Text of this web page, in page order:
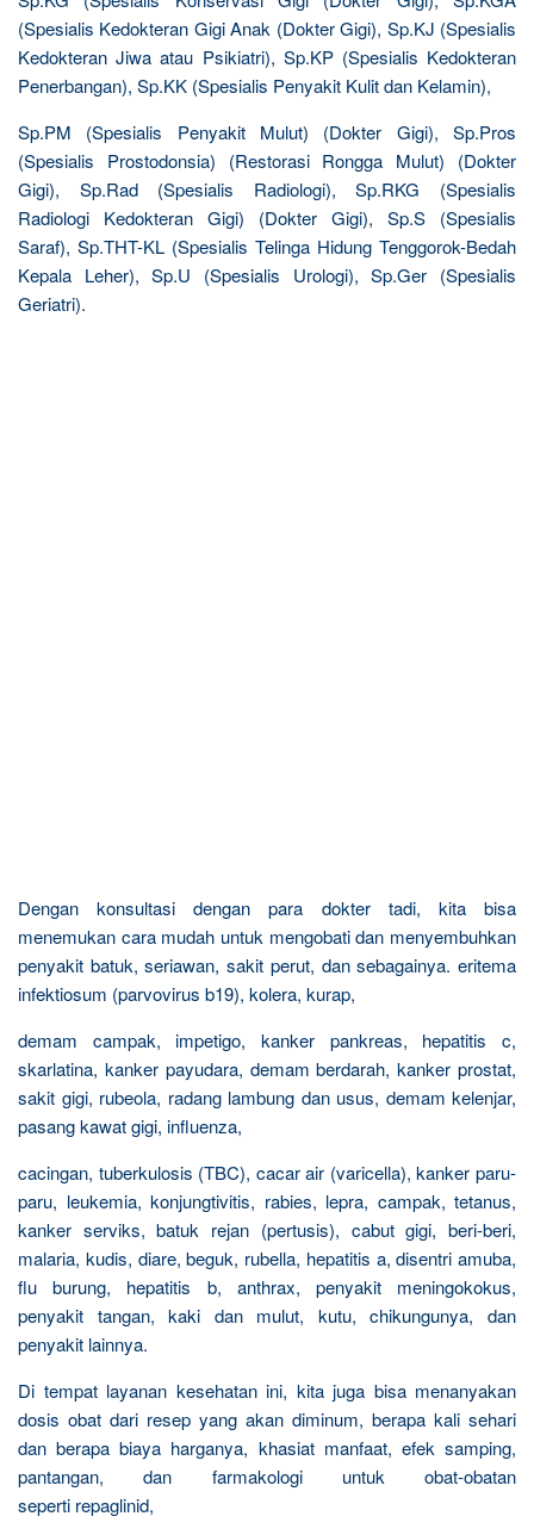
(Spesialis Kedokteran Gigi Anak (Dokter Gigi), Sp.KJ (Spesialis
Kedokteran Jiwa atau Psikiatri), Sp.KP (Spesialis Kedokteran
Penerbangan), Sp.KK (Spesialis Penyakit Kulit dan Kelamin),
Sp.PM (Spesialis Penyakit Mulut) (Dokter Gigi), Sp.Pros
(Spesialis Prostodonsia) (Restorasi Rongga Mulut) (Dokter
Gigi), Sp.Rad (Spesialis Radiologi), Sp.RKG (Spesialis
Radiologi Kedokteran Gigi) (Dokter Gigi), Sp.S (Spesialis
Saraf), Sp.THT-KL (Spesialis Telinga Hidung Tenggorok-Bedah
Kepala Leher), Sp.U (Spesialis Urologi), Sp.Ger (Spesialis
Geriatri).
Dengan konsultasi dengan para dokter tadi, kita bisa
menemukan cara mudah untuk mengobati dan menyembuhkan
penyakit batuk, seriawan, sakit perut, dan sebagainya. eritema
infektiosum (parvovirus b19), kolera, kurap,
demam campak, impetigo, kanker pankreas, hepatitis c,
skarlatina, kanker payudara, demam berdarah, kanker prostat,
sakit gigi, rubeola, radang lambung dan usus, demam kelenjar,
pasang kawat gigi, influenza,
cacingan, tuberkulosis (TBC), cacar air (varicella), kanker paru-
paru, leukemia, konjungtivitis, rabies, lepra, campak, tetanus,
kanker serviks, batuk rejan (pertusis), cabut gigi, beri-beri,
malaria, kudis, diare, beguk, rubella, hepatitis a, disentri amuba,
flu burung, hepatitis b, anthrax, penyakit meningokokus,
penyakit tangan, kaki dan mulut, kutu, chikungunya, dan
penyakit lainnya.
Di tempat layanan kesehatan ini, kita juga bisa menanyakan
dosis obat dari resep yang akan diminum, berapa kali sehari
dan berapa biaya harganya, khasiat manfaat, efek samping,
pantangan, dan farmakologi untuk obat-obatan
seperti repaglinid,